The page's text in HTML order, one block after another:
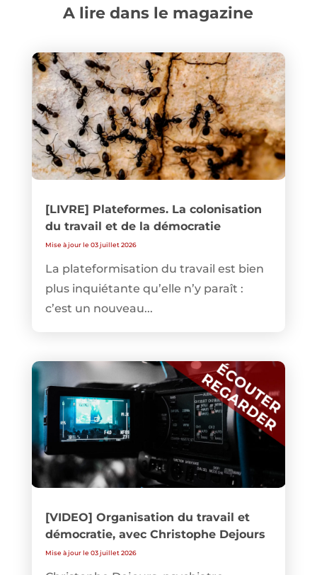
A lire dans le magazine
[LIVRE] Plateformes. La colonisation
du travail et de la démocratie
Mise à jour le 03 juillet 2026
La plateformisation du travail est bien
plus inquiétante qu’elle n’y paraît :
c’est un nouveau...
[VIDEO] Organisation du travail et
démocratie, avec Christophe Dejours
Mise à jour le 03 juillet 2026